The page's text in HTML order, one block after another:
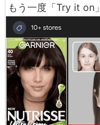
もう一度「Try it on